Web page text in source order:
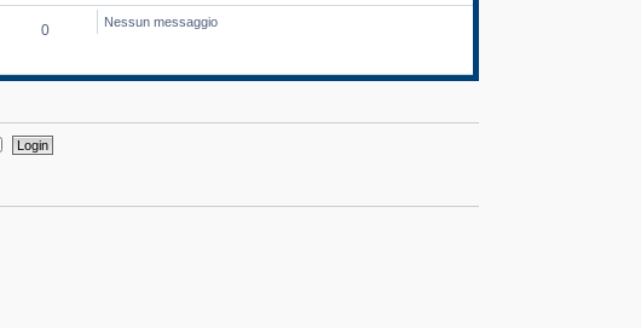
0 Nessun messaggio